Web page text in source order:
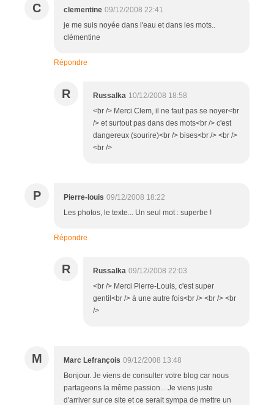
C clementine 09/12/2008 22:41
je me suis noyée dans l'eau et dans les mots..
clémentine
Répondre
R Russalka 10/12/2008 18:58
<br /> Merci Clem, il ne faut pas se noyer<br
/> et surtout pas dans des mots<br /> c'est
dangereux (sourire)<br /> bises<br /> <br />
<br />
P Pierre-louis 09/12/2008 18:22
Les photos, le texte... Un seul mot : superbe !
Répondre
R Russalka 09/12/2008 22:03
<br /> Merci Pierre-Louis, c'est super
gentil<br /> à une autre fois<br /> <br /> <br
/>
M Marc Lefrançois 09/12/2008 13:48
Bonjour. Je viens de consulter votre blog car nous
partageons la même passion... Je viens juste
d'arriver sur ce site et ce serait sympa de mettre un